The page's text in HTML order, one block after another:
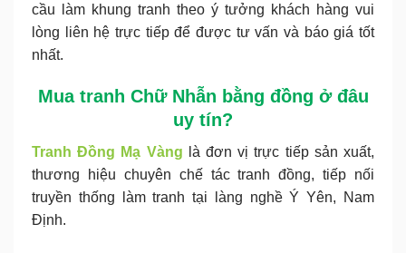
cầu làm khung tranh theo ý tưởng khách hàng vui
lòng liên hệ trực tiếp để được tư vấn và báo giá tốt
nhất.
Mua tranh Chữ Nhẫn bằng đồng ở đâu
uy tín?
Tranh Đồng Mạ Vàng là đơn vị trực tiếp sản xuất,
thương hiệu chuyên chế tác tranh đồng, tiếp nối
truyền thống làm tranh tại làng nghề Ý Yên, Nam
Định.